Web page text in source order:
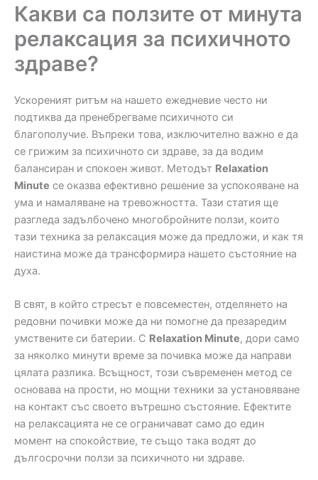
Какви са ползите от минута
релаксация за психичното
здраве?
Ускореният ритъм на нашето ежедневие често ни
подтиква да пренебрегваме психичното си
благополучие. Въпреки това, изключително важно е да
се грижим за психичното си здраве, за да водим
балансиран и спокоен живот. Методът Relaxation
Minute се оказва ефективно решение за успокояване на
ума и намаляване на тревожността. Тази статия ще
разгледа задълбочено многобройните ползи, които
тази техника за релаксация може да предложи, и как тя
наистина може да трансформира нашето състояние на
духа.
В свят, в който стресът е повсеместен, отделянето на
редовни почивки може да ни помогне да презаредим
умствените си батерии. С Relaxation Minute, дори само
за няколко минути време за почивка може да направи
цялата разлика. Всъщност, този съвременен метод се
основава на прости, но мощни техники за установяване
на контакт със своето вътрешно състояние. Ефектите
на релаксацията не се ограничават само до един
момент на спокойствие, те също така водят до
дългосрочни ползи за психичното ни здраве.